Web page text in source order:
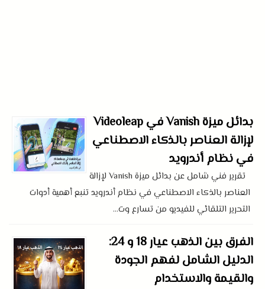
بدائل ميزة Vanish في Videoleap
لإزالة العناصر بالذكاء الاصطناعي
في نظام أندرويد
تقرير فني شامل عن بدائل ميزة Vanish لإزالة
العناصر بالذكاء الاصطناعي في نظام أندرويد تنبع أهمية أدوات
التحرير التلقائي للفيديو من تسارع وت...
الفرق بين الذهب عيار 18 و 24:
الدليل الشامل لفهم الجودة
والقيمة والاستخدام